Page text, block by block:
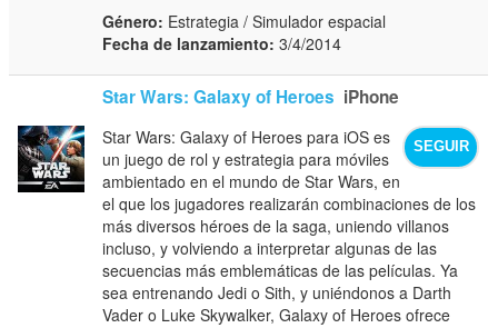
Género: Estrategia / Simulador espacial
Fecha de lanzamiento: 3/4/2014
Star Wars: Galaxy of Heroes iPhone
SEGUIR
Star Wars: Galaxy of Heroes para iOS es
un juego de rol y estrategia para móviles
ambientado en el mundo de Star Wars, en
el que los jugadores realizarán combinaciones de los
más diversos héroes de la saga, uniendo villanos
incluso, y volviendo a interpretar algunas de las
secuencias más emblemáticas de las películas. Ya
sea entrenando Jedi o Sith, y uniéndonos a Darth
Vader o Luke Skywalker, Galaxy of Heroes ofrece